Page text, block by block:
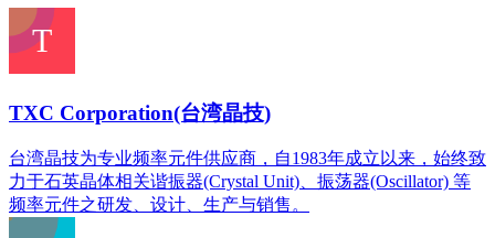
TXC Corporation(台湾晶技)
台湾晶技为专业频率元件供应商，自1983年成立以来，始终致
力于石英晶体相关谐振器(Crystal Unit)、振荡器(Oscillator) 等
频率元件之研发、设计、生产与销售。